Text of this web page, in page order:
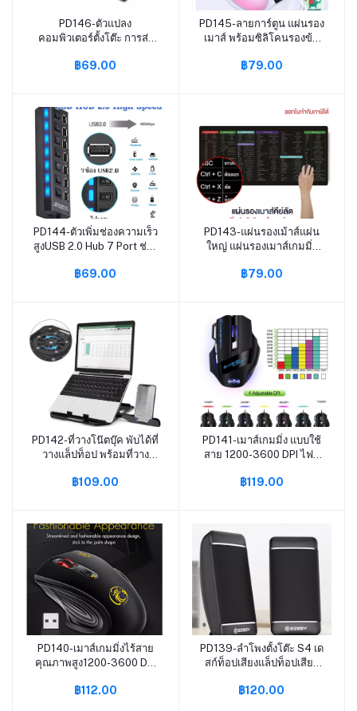
หยิบใส่ตะกร้า
PD146-ตัวแปลง
คอมพิวเตอร์ตั้งโต๊ะ การส่ง
เป็น VGA การส่งสัญญาณมี
HD DVD, โปรเจคเตอร์, HD
TV
฿69.00
หยิบใส่ตะกร้า
PD145-ลายการ์ตูน แผ่นรอง
เมาส์ พร้อมซิลิโคนรองข้อ
วิทยาศาสตร์ สัมผัสนุ่มสบาย
฿79.00
หยิบใส่ตะกร้า
PD144-ตัวเพิ่มช่องความเร็ว
สูงUSB 2.0 Hub 7 Port ช่อง
ปลั๊กอินฮับส่วนขยาย
฿69.00
หยิบใส่ตะกร้า
PD143-แผ่นรองเม้าส์แผ่น
ใหญ่ แผ่นรองเมาส์เกมมิ่ง
สกรีนคีย์ลัด แผ่นรองเมาส์
฿79.00
หยิบใส่ตะกร้า
PD142-ที่วางโน๊ตบุ๊ค พับได้ที่
วางแล็ปท็อป พร้อมที่วาง
สูงได้อย่างอิสระ การกระจาย
คอมพิวเตอร์
฿109.00
หยิบใส่ตะกร้า
PD141-เมาส์เกมมิ่ง แบบใช้
สาย 1200-3600 DPI ไฟสี
ลื่น อินเทอร์เฟซ USB ไฟ
฿119.00
หยิบใส่ตะกร้า
PD140-เมาส์เกมมิ่งไร้สาย
คุณภาพสูง1200-3600 DPI
แผ่นรองฝ่าเท้ากันลื่น อินเท
฿112.00
หยิบใส่ตะกร้า
PD139-ลำโพงตั้งโต๊ะ S4 เด
สก์ท็อปเสียงแล็ปท็อปเสียง
ลำโพงขนาดเล็ก การเชื่อม
฿120.00